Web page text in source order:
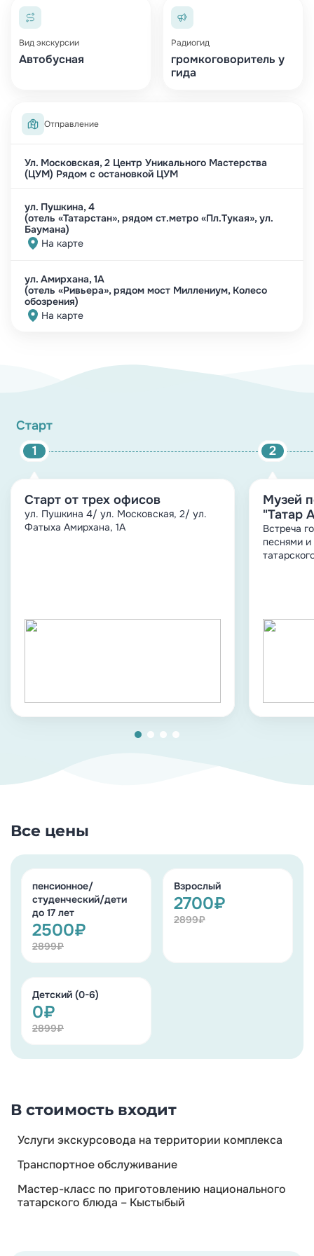
которые передавались из поколения в
поколение.
Также увидите мечеть без единого гвоздя —
это удивительное сооружение станет для вас
ярким примером мастерства и преданности
• Кулинарный мастер-класс
гастрономического удовольствия! В рамках
экскурсии вас ждет мастер-класс по
— кыстыбый. Вы научитесь готовить это
ароматное блюдо, а затем сможете
насладиться им в компании новых друзей.
Эта экскурсия — не просто путешествие, а
настоящая культурная одиссея.
Присоединяйтесь к нам и откройте для себя
этой удивительной истории!
Вид экскурсии
Автобусная
Радиогид
громкоговоритель у
гида
Отправление
Ул. Московская, 2 Центр Уникального Мастерства
(ЦУМ) Рядом с остановкой ЦУМ
ул. Пушкина, 4
(отель «Татарстан», рядом ст.метро «Пл.Тукая», ул.
Баумана)
На карте
ул. Амирхана, 1А
(отель «Ривьера», рядом мост Миллениум, Колесо
обозрения)
На карте
1
Старт от трех офисов
ул. Пушкина 4/ ул. Московская, 2/ ул.
Фатыха Амирхана, 1А
2
Музей
"Татар
Встреча
песнями
Все цены
пенсионное/
студенческий/дети
до 17 лет
2500₽
2899₽
Взрослый
2700₽
2899₽
Детский (0-6)
0₽
2899₽
В стоимость входит
Услуги экскурсовода на территории комплекса
Транспортное обслуживание
Мастер-класс по приготовлению национального
татарского блюда – Кыстыбый